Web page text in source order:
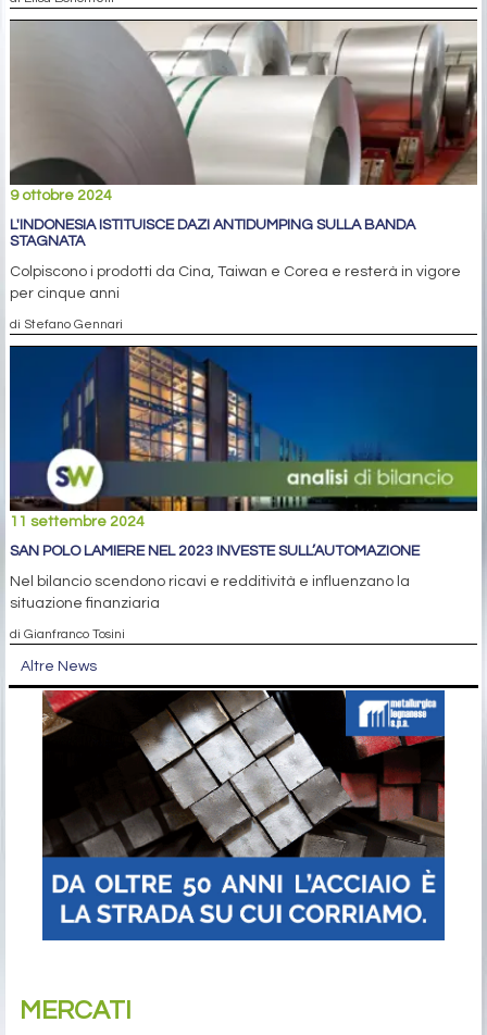
9 ottobre 2024
L'INDONESIA ISTITUISCE DAZI ANTIDUMPING SULLA BANDA
STAGNATA
Colpiscono i prodotti da Cina, Taiwan e Corea e resterà in vigore
per cinque anni
di Stefano Gennari
11 settembre 2024
SAN POLO LAMIERE NEL 2023 INVESTE SULL’AUTOMAZIONE
Nel bilancio scendono ricavi e redditività e influenzano la
situazione finanziaria
di Gianfranco Tosini
Altre News
MERCATI